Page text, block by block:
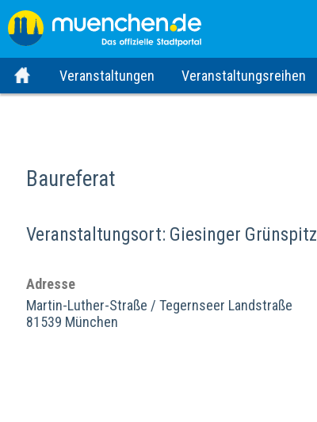
Veranstaltungen Veranstaltungsreihen
Baureferat
Veranstaltungsort: Giesinger Grünspitz
Adresse
Martin-Luther-Straße / Tegernseer Landstraße
81539 München